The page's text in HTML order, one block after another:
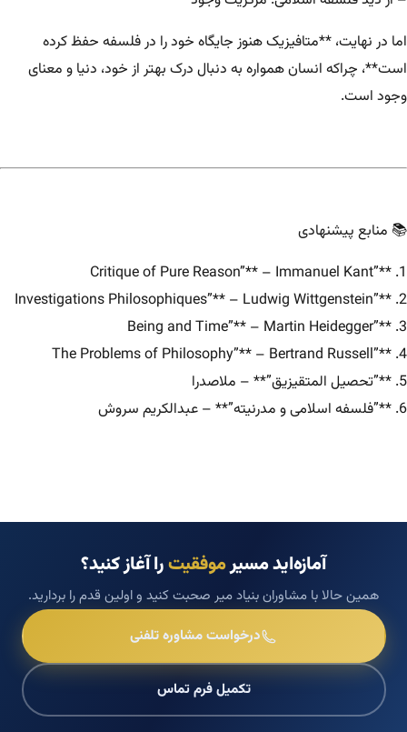
اما در نهایت، **متافیزیک هنوز جایگاه خود را در فلسفه حفظ کرده
است**، چراکه انسان همواره به دنبال درک بهتر از خود، دنیا و معنای
وجود است.
📚 منابع پیشنهادی
1. **”Critique of Pure Reason”** – Immanuel Kant
2. **”Investigations Philosophiques”** – Ludwig Wittgenstein
3. **”Being and Time”** – Martin Heidegger
4. **”The Problems of Philosophy”** – Bertrand Russell
5. **”تحصیل المتقیزیق”** – ملاصدرا
6. **”فلسفه اسلامی و مدرنیته”** – عبدالکریم سروش
آمازه‌اید مسیرموفقیترا آغاز کنید؟
همین حالا با مشاوران بنیاد میر صحبت کنید و اولین قدم را بردارید.
درخواست مشاوره تلفنی
تکمیل فرم تماس